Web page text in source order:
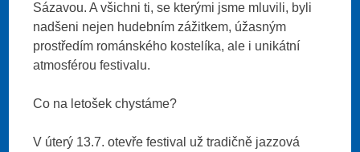
Sázavou. A všichni ti, se kterými jsme mluvili, byli
nadšeni nejen hudebním zážitkem, úžasným
prostředím románského kostelíka, ale i unikátní
atmosférou festivalu.
Co na letošek chystáme?
V úterý 13.7. otevře festival už tradičně jazzová